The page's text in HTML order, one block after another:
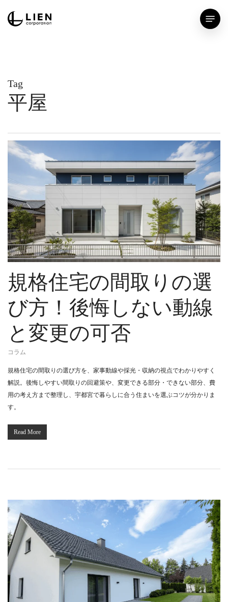
Menu
Tag
平屋
規格住宅の間取りの選
び方！後悔しない動線
と変更の可否
コラム
規格住宅の間取りの選び方を、家事動線や採光・収納の視点でわかりやすく
解説。後悔しやすい間取りの回避策や、変更できる部分・できない部分、費
用の考え方まで整理し、宇都宮で暮らしに合う住まいを選ぶコツが分かりま
す。
Read More